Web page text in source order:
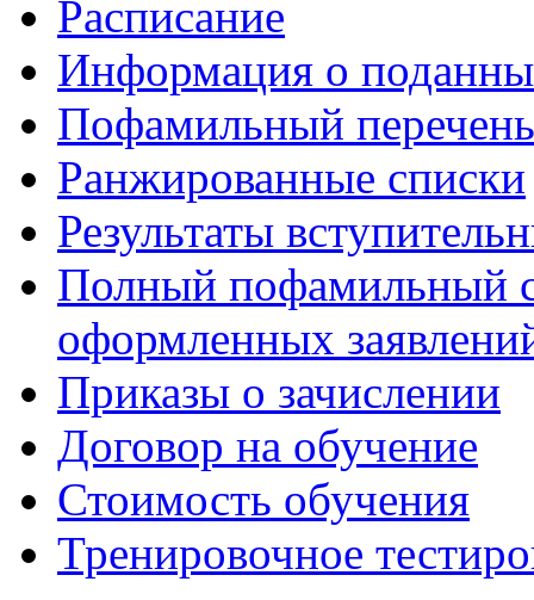
Расписание
Информация о
Пофамильный
Ранжированные списки
Результаты
Полный пофамильный
оформленных
Приказы о зачислении
Договор на обучение
Стоимость обучения
Тренировочное